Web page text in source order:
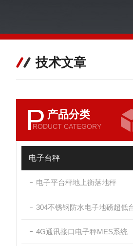
技术文章
P 产品分类
RODUCT CATEGORY
电子台秤
电子平台秤地上衡落地秤
4G通讯接口电子秤MES系统